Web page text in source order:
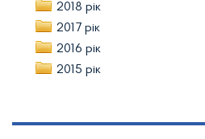
2018 рік
2017 рік
2016 рік
2015 рік